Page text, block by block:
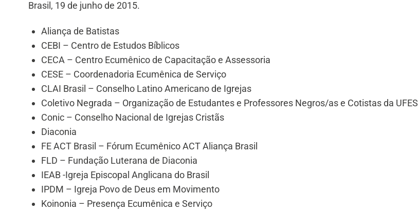
Brasil, 19 de junho de 2015.
Aliança de Batistas
CEBI – Centro de Estudos Bíblicos
CECA – Centro Ecumênico de Capacitação e Assessoria
CESE – Coordenadoria Ecumênica de Serviço
CLAI Brasil – Conselho Latino Americano de Igrejas
Coletivo Negrada – Organização de Estudantes e Professores Negros/as e Cotistas da UFES
Conic – Conselho Nacional de Igrejas Cristãs
Diaconia
FE ACT Brasil – Fórum Ecumênico ACT Aliança Brasil
FLD – Fundação Luterana de Diaconia
IEAB -Igreja Episcopal Anglicana do Brasil
IPDM – Igreja Povo de Deus em Movimento
Koinonia – Presença Ecumênica e Serviço